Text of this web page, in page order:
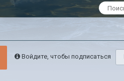
Войдите, чтобы подписаться